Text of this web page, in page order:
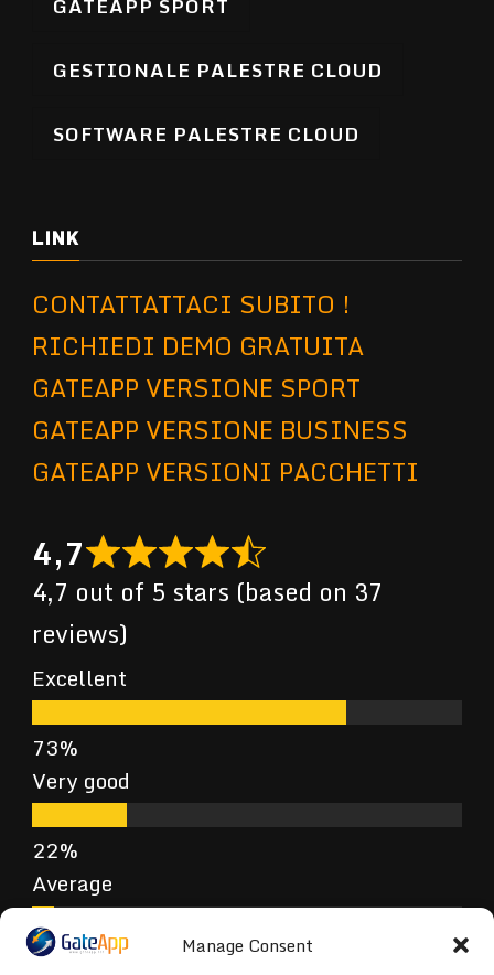
Manage Consent
GESTIONALE PALESTRE CLOUD
SOFTWARE PALESTRE CLOUD
LINK
CONTATTATTACI SUBITO !
RICHIEDI DEMO GRATUITA
GATEAPP VERSIONE SPORT
GATEAPP VERSIONE BUSINESS
GATEAPP VERSIONI PACCHETTI
4,7
4,7 out of 5 stars (based on 37
reviews)
Excellent
Very good
Average